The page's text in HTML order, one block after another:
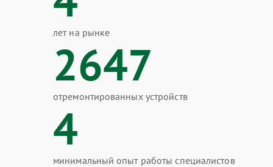
лет на рынке
2647
отремонтированных устройств
4
минимальный опыт работы специалистов